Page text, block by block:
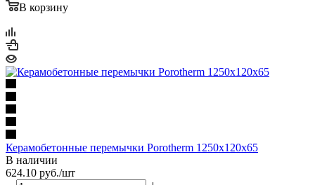
В корзину
Керамобетонные перемычки Porotherm 1250x120x65
В наличии
624.10 руб./шт